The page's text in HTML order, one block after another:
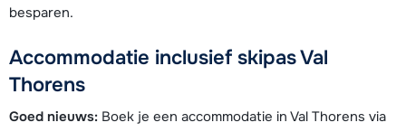
besparen.
Accommodatie inclusief skipas Val
Thorens
Goed nieuws: Boek je een accommodatie in Val Thorens via